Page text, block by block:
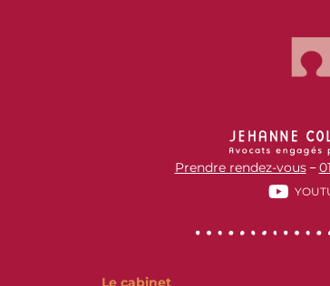
Prendre rendez-vous–
Le cabinet